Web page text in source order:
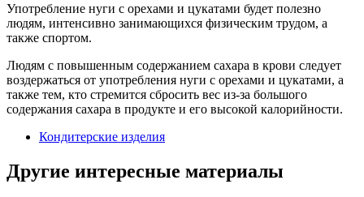
Употребление нуги с орехами и цукатами будет полезно
людям, интенсивно занимающихся физическим трудом, а
также спортом.
Людям с повышенным содержанием сахара в крови следует
воздержаться от употребления нуги с орехами и цукатами, а
также тем, кто стремится сбросить вес из-за большого
содержания сахара в продукте и его высокой калорийности.
Кондитерские изделия
Другие интересные материалы